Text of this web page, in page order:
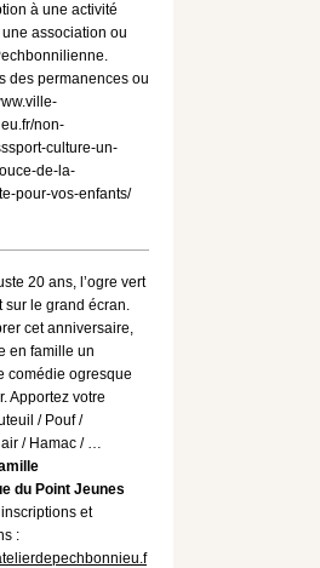
à une activité
association ou
des permanences ou
non-
culture-un-
de-la-
pour-vos-enfants/
20 ans, l’ogre vert
sur le grand écran.
cet anniversaire,
en famille un
comédie ogresque
Apportez votre
/ Pouf /
/ Hamac / …
du Point Jeunes
et
: